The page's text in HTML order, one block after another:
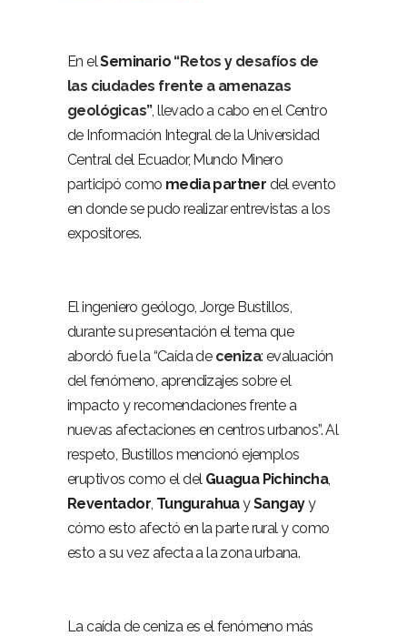
En elSeminario “Retos y desafíos de
las ciudades frente a amenazas
geológicas”, llevado a cabo en el Centro
de Información Integral de la Universidad
Central del Ecuador, Mundo Minero
participó como media partner del evento
en donde se pudo realizar entrevistas a los
expositores.
El ingeniero geólogo, Jorge Bustillos,
durante su presentación el tema que
abordó fue la “Caída de ceniza: evaluación
del fenómeno, aprendizajes sobre el
impacto y recomendaciones frente a
nuevas afectaciones en centros urbanos”. Al
respeto, Bustillos mencionó ejemplos
eruptivos como el del Guagua Pichincha,
Reventador, TungurahuaySangayy
cómo esto afectó en la parte rural y como
esto a su vez afecta a la zona urbana.
La caída de ceniza es el fenómeno más